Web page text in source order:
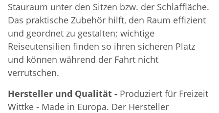
Stauraum unter den Sitzen bzw. der Schlaffläche.
Das praktische Zubehör hilft, den Raum effizient
und geordnet zu gestalten; wichtige
Reiseutensilien finden so ihren sicheren Platz
und können während der Fahrt nicht
verrutschen.
Hersteller und Qualität - Produziert für Freizeit
Wittke - Made in Europa. Der Hersteller